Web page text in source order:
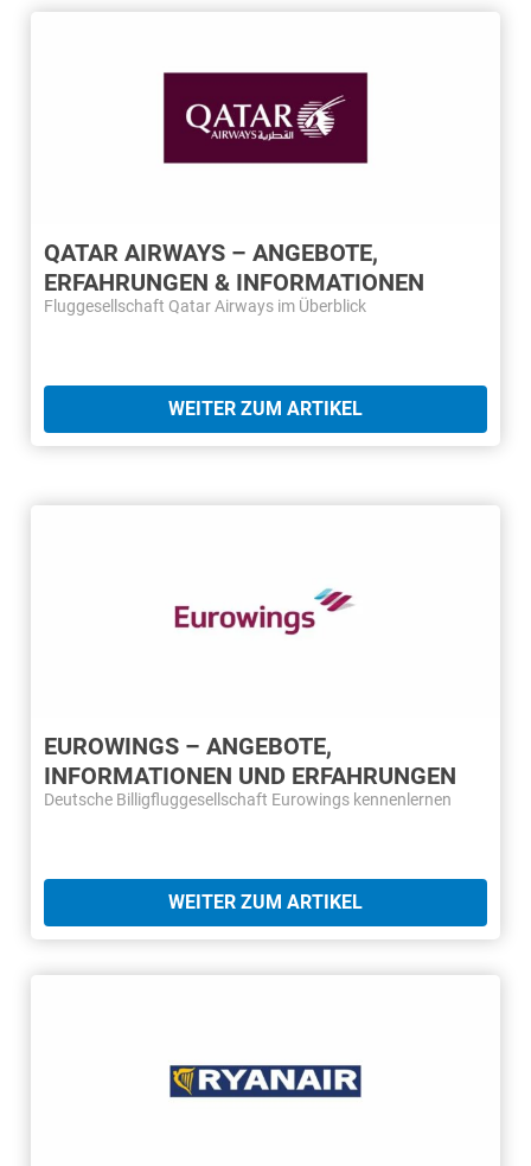
QATAR AIRWAYS – ANGEBOTE,
ERFAHRUNGEN & INFORMATIONEN
Fluggesellschaft Qatar Airways im Überblick
WEITER ZUM ARTIKEL
EUROWINGS – ANGEBOTE,
INFORMATIONEN UND ERFAHRUNGEN
Deutsche Billigfluggesellschaft Eurowings kennenlernen
WEITER ZUM ARTIKEL